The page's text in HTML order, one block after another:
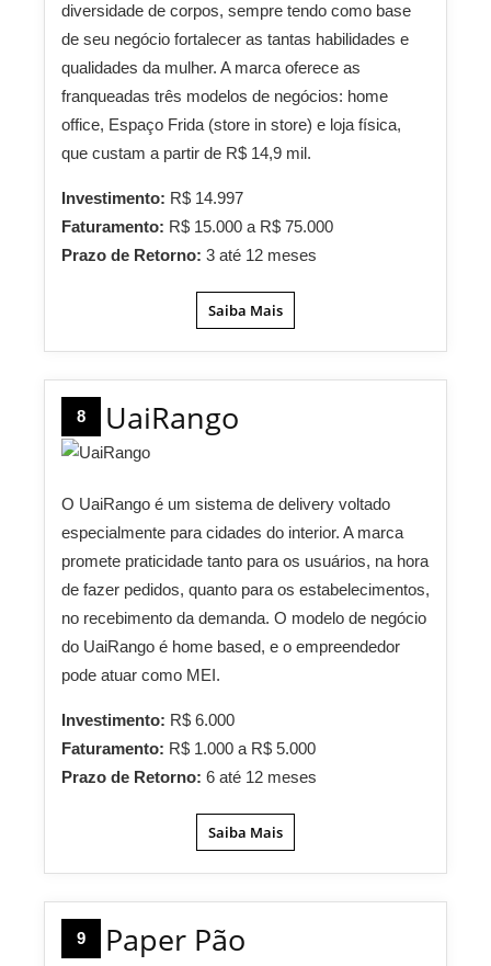
diversidade de corpos, sempre tendo como base
de seu negócio fortalecer as tantas habilidades e
qualidades da mulher. A marca oferece as
franqueadas três modelos de negócios: home
office, Espaço Frida (store in store) e loja física,
que custam a partir de R$ 14,9 mil.
Investimento: R$ 14.997
Faturamento: R$ 15.000 a R$ 75.000
Prazo de Retorno: 3 até 12 meses
Saiba Mais
8 UaiRango
O UaiRango é um sistema de delivery voltado
especialmente para cidades do interior. A marca
promete praticidade tanto para os usuários, na hora
de fazer pedidos, quanto para os estabelecimentos,
no recebimento da demanda. O modelo de negócio
do UaiRango é home based, e o empreendedor
pode atuar como MEI.
Investimento: R$ 6.000
Faturamento: R$ 1.000 a R$ 5.000
Prazo de Retorno: 6 até 12 meses
Saiba Mais
9 Paper Pão